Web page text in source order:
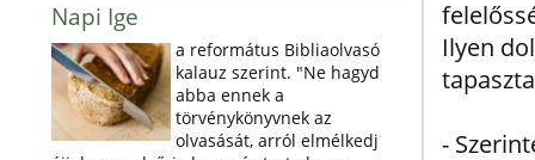
Napi Ige
a református Bibliaolvasó
kalauz szerint. "Ne hagyd
abba ennek a
törvénykönyvnek az
olvasását, arról elmélkedj
Ilyen
-